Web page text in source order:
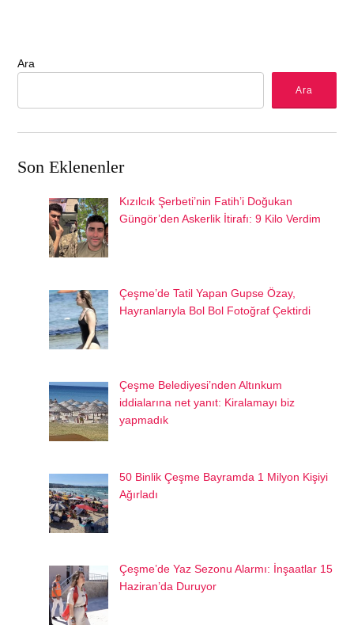
Ara
Ara
Son Eklenenler
Kızılcık Şerbeti’nin Fatih’i Doğukan
Güngör’den Askerlik İtirafı: 9 Kilo Verdim
Çeşme’de Tatil Yapan Gupse Özay,
Hayranlarıyla Bol Bol Fotoğraf Çektirdi
Çeşme Belediyesi’nden Altınkum
iddialarına net yanıt: Kiralamayı biz
yapmadık
50 Binlik Çeşme Bayramda 1 Milyon Kişiyi
Ağırladı
Çeşme’de Yaz Sezonu Alarmı: İnşaatlar 15
Haziran’da Duruyor